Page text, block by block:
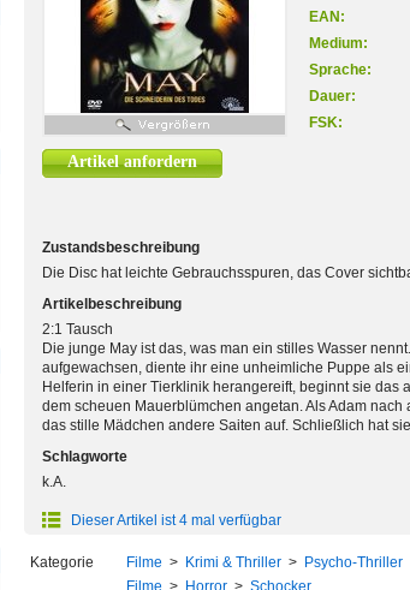
Artikel anfordern
EAN:
Medium:
Sprache:
Dauer:
FSK:
Zustandsbeschreibung
Die Disc hat leichte Gebrauchsspuren, das Cover
Artikelbeschreibung
2:1 Tausch
Die junge May ist das, was man ein stilles Wasser
aufgewachsen, diente ihr eine unheimliche Puppe als
Helferin in einer Tierklinik herangereift, beginnt sie das
dem scheuen Mauerblümchen angetan. Als Adam
das stille Mädchen andere Saiten auf. Schließlich hat
Schlagworte
k.A.
Dieser Artikel ist 4 mal verfügbar
Kategorie Filme > Krimi & Thriller > Psycho-Thriller
Filme > Horror > Schocker